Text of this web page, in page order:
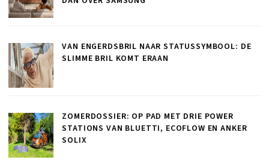
VAN ENGERDSBRIL NAAR STATUSSYMBOOL: DE
SLIMME BRIL KOMT ERAAN
ZOMERDOSSIER: OP PAD MET DRIE POWER
STATIONS VAN BLUETTI, ECOFLOW EN ANKER
SOLIX